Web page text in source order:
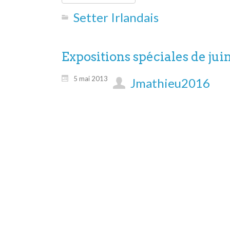
Setter Irlandais
Expositions spéciales de
5 mai 2013 Jmathieu2016